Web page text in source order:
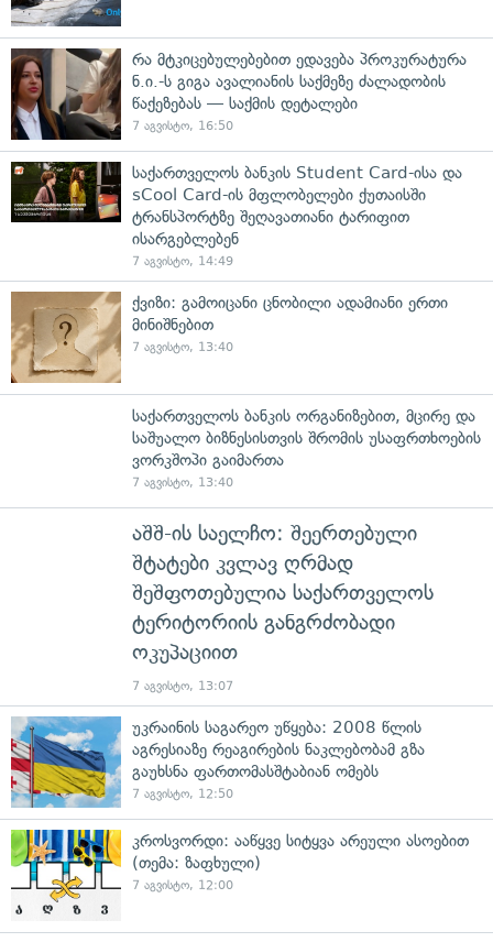
რა მტკიცებულებებით ედავება პროკურატურა
ნ.ი.-ს გიგა ავალიანის საქმეზე ძალადობის
წაქეზებას — საქმის დეტალები
7 აგვისტო, 16:50
საქართველოს ბანკის Student Card-ისა და
sCool Card-ის მფლობელები ქუთაისში
ტრანსპორტზე შეღავათიანი ტარიფით
ისარგებლებენ
7 აგვისტო, 14:49
ქვიზი: გამოიცანი ცნობილი ადამიანი ერთი
მინიშნებით
7 აგვისტო, 13:40
საქართველოს ბანკის ორგანიზებით, მცირე და
საშუალო ბიზნესისთვის შრომის უსაფრთხოების
ვორკშოპი გაიმართა
7 აგვისტო, 13:40
აშშ-ის საელჩო: შეერთებული
შტატები კვლავ ღრმად
შეშფოთებულია საქართველოს
ტერიტორიის განგრძობადი
ოკუპაციით
7 აგვისტო, 13:07
უკრაინის საგარეო უწყება: 2008 წლის
აგრესიაზე რეაგირების ნაკლებობამ გზა
გაუხსნა ფართომასშტაბიან ომებს
7 აგვისტო, 12:50
კროსვორდი: ააწყვე სიტყვა არეული ასოებით
(თემა: ზაფხული)
7 აგვისტო, 12:00